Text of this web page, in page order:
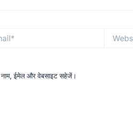
नाम, ईमेल और वेबसाइट सहेजें।